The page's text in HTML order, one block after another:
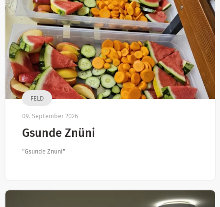
FELD
09. September 2026
Gsunde Znüni
"Gsunde Znüni"